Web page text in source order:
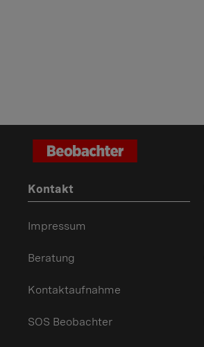
Kontakt
Impressum
Beratung
Kontaktaufnahme
SOS Beobachter